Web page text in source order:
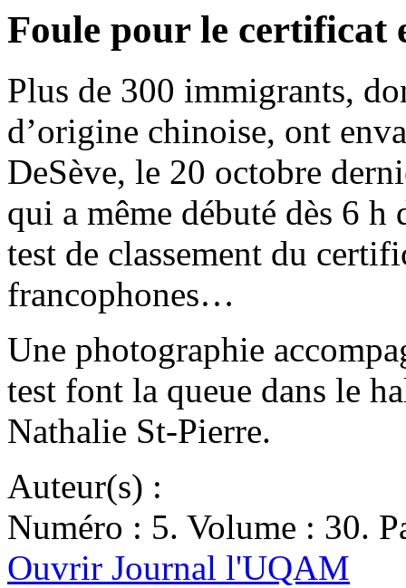
Foule pour le certificat
Plus de 300 immigrants,
d’origine chinoise, ont
DeSève, le 20 octobre
qui a même débuté dès 6 h
test de classement du
francophones…
Une photographie
test font la queue dans le
Nathalie St-Pierre.
Auteur(s) :
Numéro : 5. Volume : 30.
Ouvrir Journal l'UQAM